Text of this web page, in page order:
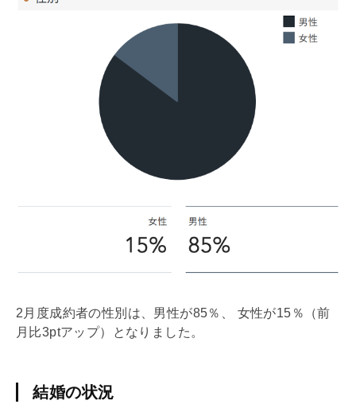
2月度成約者の性別は、男性が85％、 女性が15％（前
月比3ptアップ）となりました。
結婚の状況